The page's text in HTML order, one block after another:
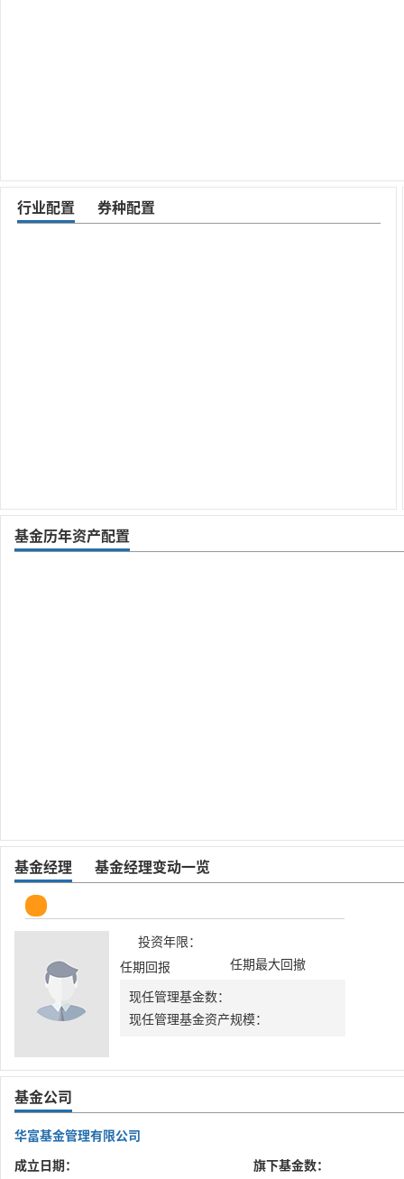
行业配置 券种配置
基金历年资产配置
基金经理 基金经理变动一览
投资年限：
任期回报
任期最大回撤
现任管理基金数：
现任管理基金资产规模：
基金公司
华富基金管理有限公司
成立日期：
旗下基金数：